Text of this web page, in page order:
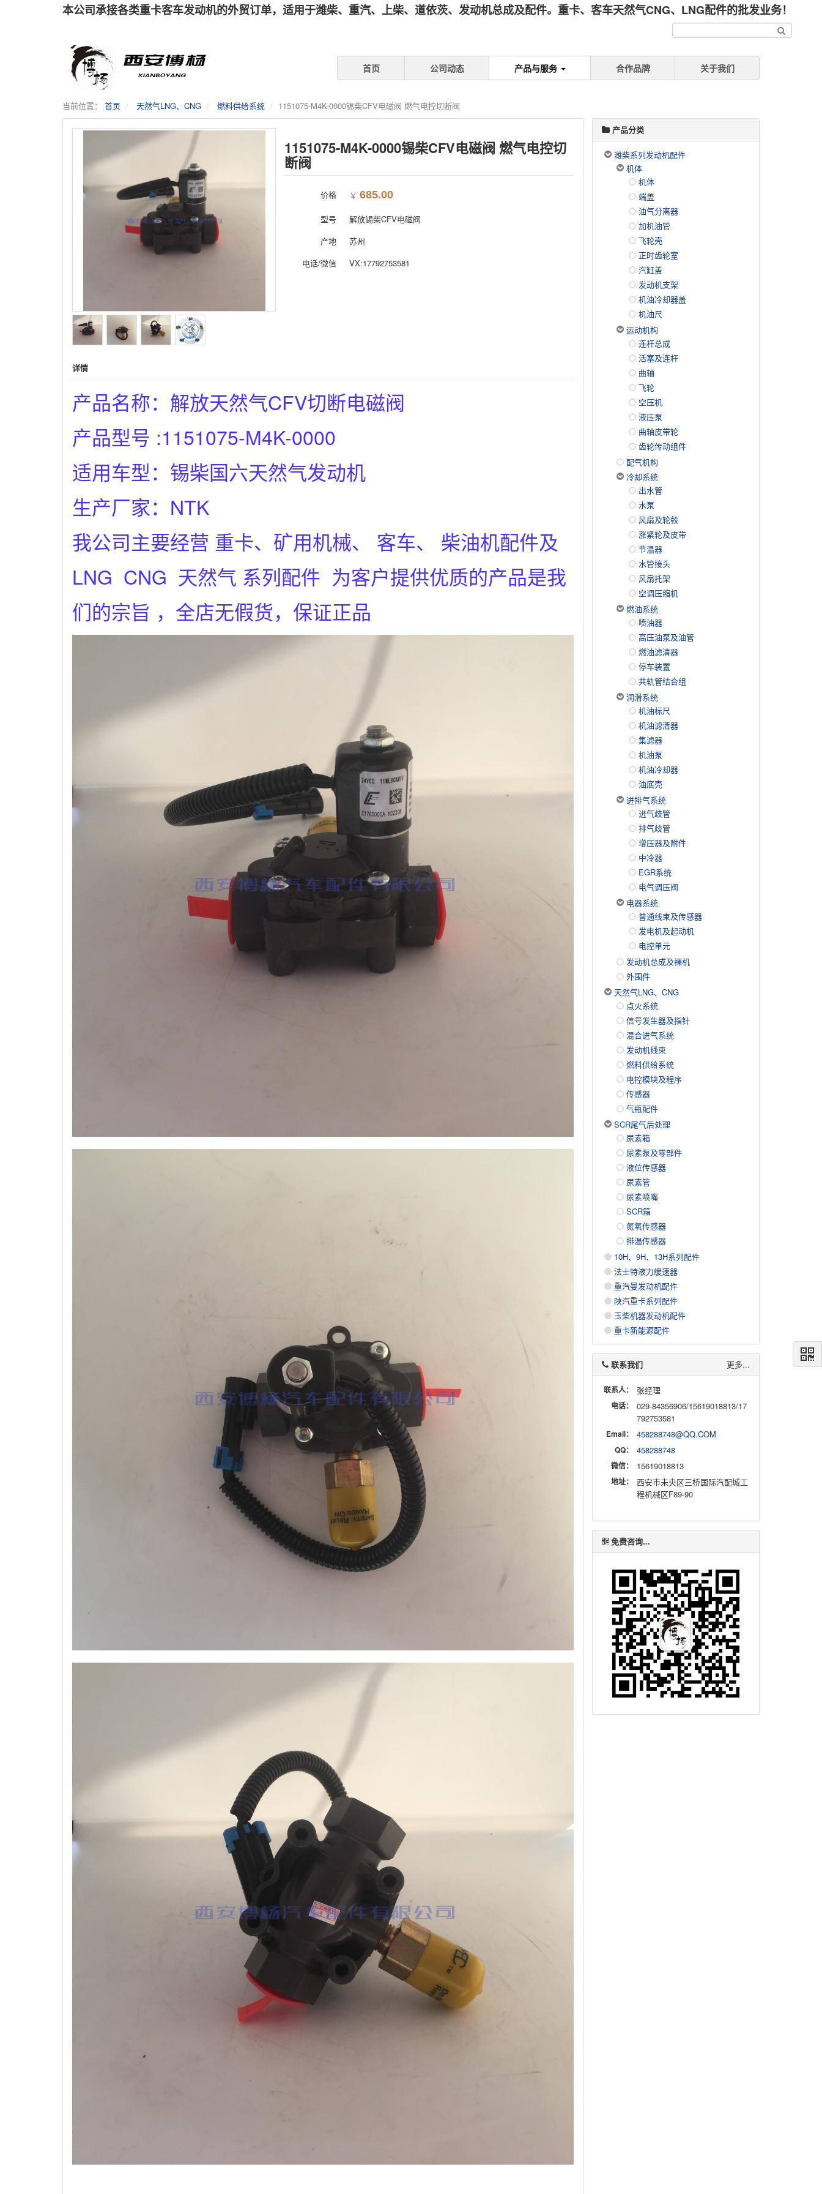
本公司承接各类重卡客车发动机的外贸订单，适用于潍柴、重汽、上柴、道依茨、发动机总成及配件。重卡、客车天然气CNG、LNG配件的批发业务！
首页 公司动态 产品与服务 合作品牌 关于我们
当前位置： 首页 天然气LNG、CNG 燃料供给系统 1151075-M4K-0000锡柴CFV电磁阀 燃气电控切断阀
1151075-M4K-0000锡柴CFV电磁阀 燃气电控切
断阀
价格 ￥ 685.00
型号
解放锡柴CFV电磁阀
产地
苏州
电话/微信
VX:17792753581
详情
产品名称：解放天然气CFV切断电磁阀
产品型号 :1151075-M4K-0000
适用车型：锡柴国六天然气发动机
生产厂家：NTK
我公司主要经营 重卡、矿用机械、 客车、 柴油机配件及
LNG CNG 天然气 系列配件 为客户提供优质的产品是我
们的宗旨 ，全店无假货，保证正品
产品分类
潍柴系列发动机配件
机体
机体
端盖
油气分离器
加机油管
飞轮壳
正时齿轮室
汽缸盖
发动机支架
机油冷却器盖
机油尺
运动机构
连杆总成
活塞及连杆
曲轴
飞轮
空压机
液压泵
曲轴皮带轮
齿轮传动组件
配气机构
冷却系统
出水管
水泵
风扇及轮毂
涨紧轮及皮带
节温器
水管接头
风扇托架
空调压缩机
燃油系统
喷油器
高压油泵及油管
燃油滤清器
停车装置
共轨管结合组
润滑系统
机油标尺
机油滤清器
集滤器
机油泵
机油冷却器
油底壳
进排气系统
进气歧管
排气歧管
增压器及附件
中冷器
EGR系统
电气调压阀
电器系统
普通线束及传感器
发电机及起动机
电控单元
发动机总成及裸机
外围件
天然气LNG、CNG
点火系统
信号发生器及指针
混合进气系统
发动机线束
燃料供给系统
电控模块及程序
传感器
气瓶配件
SCR尾气后处理
尿素箱
尿素泵及零部件
液位传感器
尿素管
尿素喷嘴
SCR箱
氮氧传感器
排温传感器
10H、9H、13H系列配件
法士特液力缓速器
重汽曼发动机配件
陕汽重卡系列配件
玉柴机器发动机配件
重卡新能源配件
联系我们 更多...
联系人： 张经理
电话：
029-84356906/15619018813/17
792753581
Email： 458288748@QQ.COM
QQ： 458288748
微信： 15619018813
地址：
西安市未央区三桥国际汽配城工
程机械区F89-90
免费咨询...